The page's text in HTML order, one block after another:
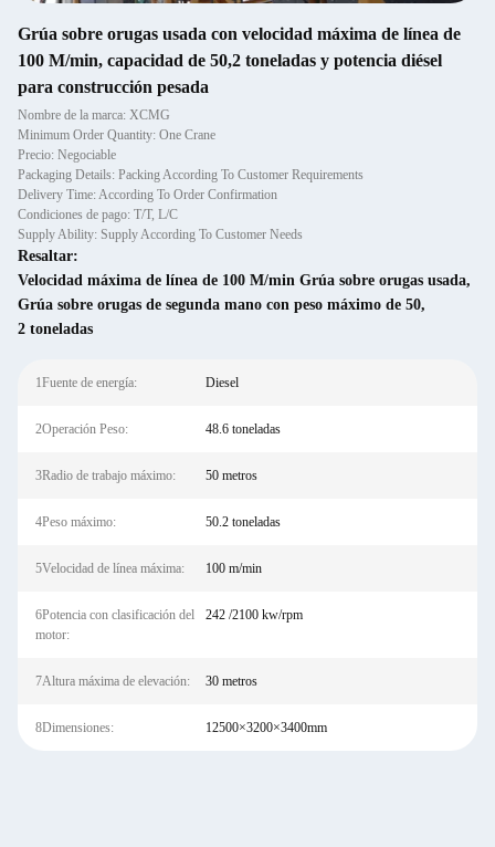
Grúa sobre orugas usada con velocidad máxima de línea de
100 M/min, capacidad de 50,2 toneladas y potencia diésel
para construcción pesada
Nombre de la marca: XCMG
Minimum Order Quantity: One Crane
Precio: Negociable
Packaging Details: Packing According To Customer Requirements
Delivery Time: According To Order Confirmation
Condiciones de pago: T/T, L/C
Supply Ability: Supply According To Customer Needs
Resaltar:
Velocidad máxima de línea de 100 M/min Grúa sobre orugas usada,
Grúa sobre orugas de segunda mano con peso máximo de 50,
2 toneladas
1Fuente de energía: Diesel
2Operación Peso: 48.6 toneladas
3Radio de trabajo máximo: 50 metros
4Peso máximo: 50.2 toneladas
5Velocidad de línea máxima: 100 m/min
6Potencia con clasificación del
motor:
242 /2100 kw/rpm
7Altura máxima de elevación: 30 metros
8Dimensiones: 12500×3200×3400mm